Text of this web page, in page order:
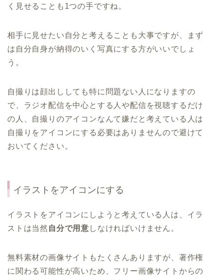
く見せることも1つの手ですね。
相手に見せたい自分と考えることも大事ですが、まず
は自分自身が納得のいく写真にする方がいいでしょ
う。
自撮りは顔出ししても特に問題ない人になりますの
で、ラジオ配信を中心とする人や配信を視聴するだけ
の人、自撮りのアイコンなんて嫌だと考えている人は
自撮りをアイコンにする必要はありませんので避けて
おいてください。
イラストをアイコンにする
イラストをアイコンにしようと考えている人は、イラ
ストは当然 自分で用意 しなければいけません。
無料素材の画像サイトもたくさんありますが、著作権
に関わる可能性が高いため、フリー画像サイトからの